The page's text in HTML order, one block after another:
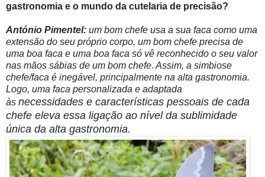
gastronomia e o mundo da cutelaria de precisão?
António Pimentel: um bom chefe usa a sua faca como uma
extensão do seu próprio corpo, um bom chefe precisa de
uma boa faca e uma boa faca só vê reconhecido o seu valor
nas mãos sábias de um bom chefe. Assim, a simbiose
chefe/faca é inegável, principalmente na alta gastronomia.
Logo, uma faca personalizada e adaptada
às necessidades e características pessoais de cada
chefe eleva essa ligação ao nível da sublimidade
única da alta gastronomia.